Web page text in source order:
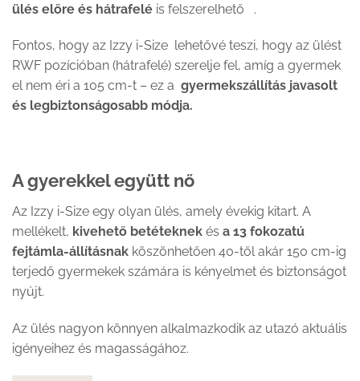
ülés előre és hátrafelé is felszerelhető .
Fontos, hogy az Izzy i-Size lehetővé teszi, hogy az ülést
RWF pozícióban (hátrafelé) szerelje fel, amíg a gyermek
el nem éri a 105 cm-t – ez a gyermekszállítás javasolt
és legbiztonságosabb módja.
A gyerekkel együtt nő
Az Izzy i-Size egy olyan ülés, amely évekig kitart. A
mellékelt, kivehető betéteknek és a 13 fokozatú
fejtámla-állításnak köszönhetően 40-től akár 150 cm-ig
terjedő gyermekek számára is kényelmet és biztonságot
nyújt.
Az ülés nagyon könnyen alkalmazkodik az utazó aktuális
igényeihez és magasságához.